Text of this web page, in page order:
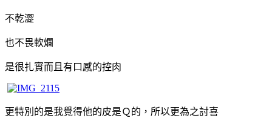
不乾澀
也不畏軟爛
是很扎實而且有口感的控肉
更特別的是我覺得他的皮是Ｑ的，所以更為之討喜